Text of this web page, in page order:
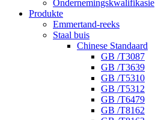
Ondernemingskwalifikasie
Produkte
Emmertand-reeks
Staal buis
Chinese Standaard
GB /T3087
GB /T3639
GB /T5310
GB /T5312
GB /T6479
GB /T8162